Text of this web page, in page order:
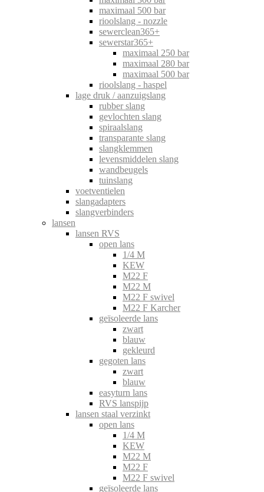
maximaal 500 bar
rioolslang - nozzle
sewerclean365+
sewerstar365+
maximaal 250 bar
maximaal 280 bar
maximaal 500 bar
rioolslang - haspel
lage druk / aanzuigslang
rubber slang
gevlochten slang
spiraalslang
transparante slang
slangklemmen
levensmiddelen slang
wandbeugels
tuinslang
voetventielen
slangadapters
slangverbinders
lansen
lansen RVS
open lans
1/4 M
KEW
M22 F
M22 M
M22 F swivel
M22 F Karcher
geïsoleerde lans
zwart
blauw
gekleurd
gegoten lans
zwart
blauw
easyturn lans
RVS lanspijp
lansen staal verzinkt
open lans
1/4 M
KEW
M22 M
M22 F
M22 F swivel
geïsoleerde lans